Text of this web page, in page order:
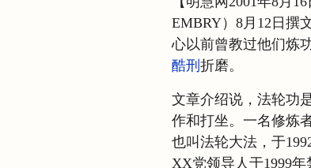
EMBRY）8月12日撰
心以前曾教过他们炼
酷刑 折磨。
文章介绍说，法轮功
作和打坐。一名修炼
也叫法轮大法，于
XX党领导人于1999